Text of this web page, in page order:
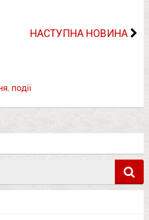
НАСТУПНА НОВИНА
, події